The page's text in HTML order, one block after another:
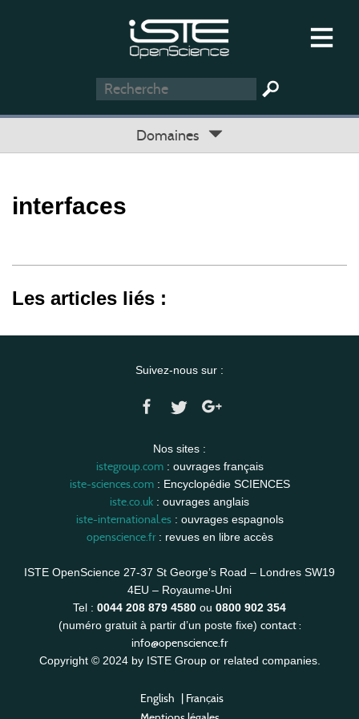
Domaines
interfaces
Les articles liés :
Suivez-nous sur :
Nos sites :
istegroup.com: ouvrages français
iste-sciences.com: Encyclopédie SCIENCES
iste.co.uk : ouvrages anglais
iste-international.es: ouvrages espagnols
openscience.fr: revues en libre accès
ISTE OpenScience 27-37 St George’s Road – Londres SW19
4EU – Royaume-Uni
Tel : 0044 208 879 4580 ou 0800 902 354
(numéro gratuit à partir d’un poste fixe) contact :
info@openscience.fr
Copyright © 2024 by ISTE Group or related companies.
English | Français